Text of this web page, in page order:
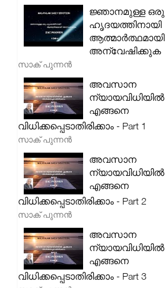
ജ്ഞാനമുള്ള ഒരു
ഹൃദയത്തിനായി
ആത്മാർത്ഥമായി
അന്വേഷിക്കുക
സാക് പുന്നൻ
അവസാന
ന്യായവിധിയിൽ
എങ്ങനെ
വിധിക്കപ്പെടാതിരിക്കാം - Part 1
സാക് പുന്നൻ
അവസാന
ന്യായവിധിയിൽ
എങ്ങനെ
വിധിക്കപ്പെടാതിരിക്കാം - Part 2
സാക് പുന്നൻ
അവസാന
ന്യായവിധിയിൽ
എങ്ങനെ
വിധിക്കപ്പെടാതിരിക്കാം - Part 3